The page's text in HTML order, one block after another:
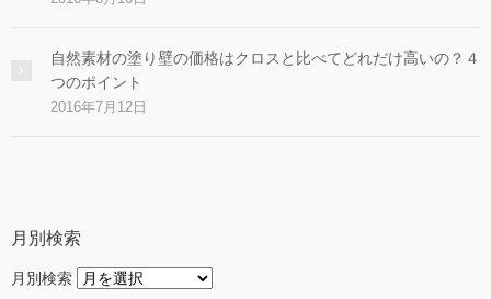
自然素材の塗り壁の価格はクロスと比べてどれだけ高いの？４
つのポイント
2016年7月12日
月別検索
月別検索